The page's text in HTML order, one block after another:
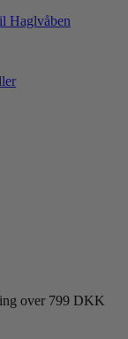
Haglvåben
over 799 DKK